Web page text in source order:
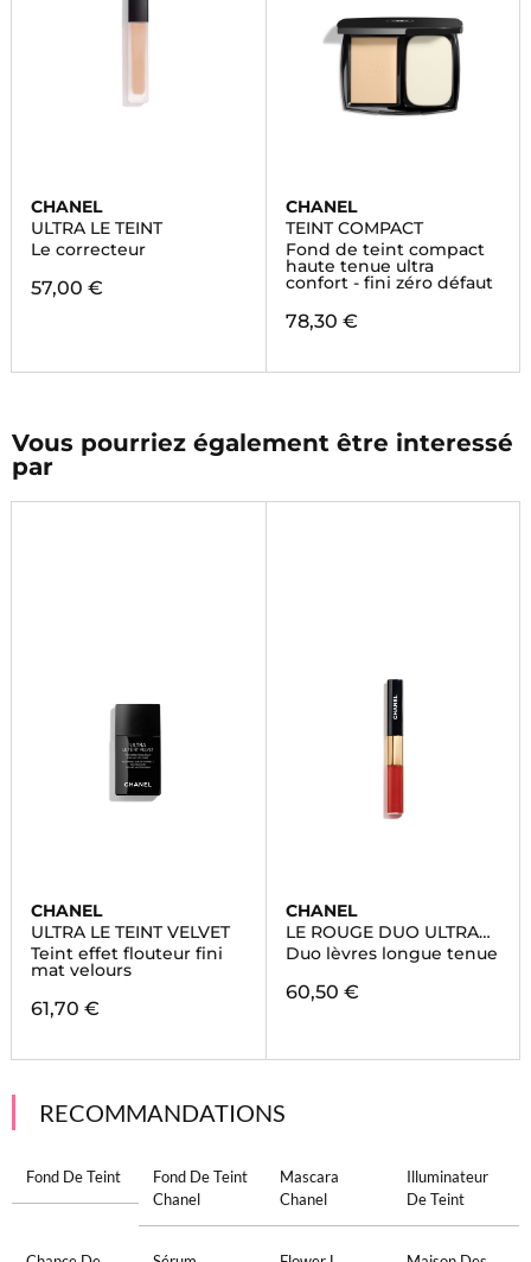
CHANEL
ULTRA LE TEINT
Le correcteur
57,00 €
CHANEL
TEINT COMPACT
Fond de teint compact
haute tenue ultra
confort - fini zéro défaut
78,30 €
Vous pourriez également être interessé
par
CHANEL
ULTRA LE TEINT VELVET
Teint effet flouteur fini
mat velours
61,70 €
CHANEL
LE ROUGE DUO ULTRA
TENUE
Duo lèvres longue tenue
60,50 €
RECOMMANDATIONS
Fond De Teint
Fond De Teint
Chanel
Mascara
Chanel
Illuminateur
De Teint